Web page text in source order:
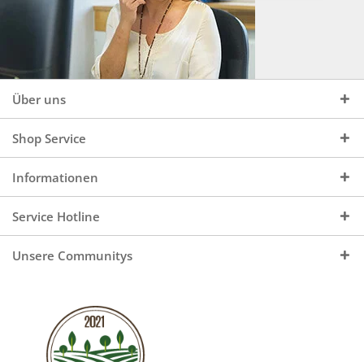
Über uns
Shop Service
Informationen
Service Hotline
Unsere Communitys